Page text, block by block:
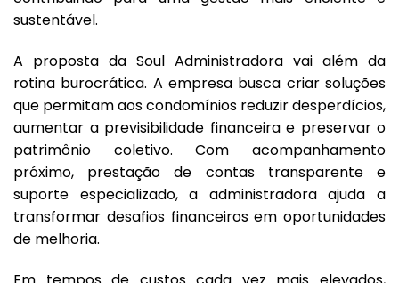
sustentável.
A proposta da Soul Administradora vai além da
rotina burocrática. A empresa busca criar soluções
que permitam aos condomínios reduzir desperdícios,
aumentar a previsibilidade financeira e preservar o
patrimônio coletivo. Com acompanhamento
próximo, prestação de contas transparente e
suporte especializado, a administradora ajuda a
transformar desafios financeiros em oportunidades
de melhoria.